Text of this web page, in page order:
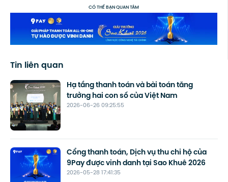
CÓ THỂ BẠN QUAN TÂM
Tin liên quan
2026-06-26 09:25:55
Hạ tầng thanh toán và bài toán tăng
trưởng hai con số của Việt Nam
2026-05-28 17:41:35
Cổng thanh toán, Dịch vụ thu chi hộ của
9Pay được vinh danh tại Sao Khuê 2026